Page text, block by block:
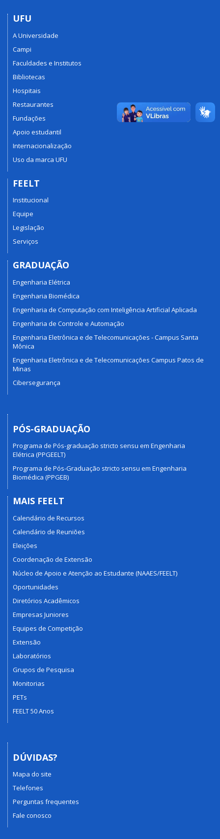
UFU
A Universidade
Campi
Faculdades e Institutos
Bibliotecas
Hospitais
Restaurantes
Fundações
Apoio estudantil
Internacionalização
Uso da marca UFU
FEELT
Institucional
Equipe
Legislação
Serviços
GRADUAÇÃO
Engenharia Elétrica
Engenharia Biomédica
Engenharia de Computação com Inteligência Artificial Aplicada
Engenharia de Controle e Automação
Engenharia Eletrônica e de Telecomunicações - Campus Santa
Mônica
Engenharia Eletrônica e de Telecomunicações Campus Patos de
Minas
Cibersegurança
PÓS-GRADUAÇÃO
Programa de Pós-graduação stricto sensu em Engenharia
Elétrica (PPGEELT)
Programa de Pós-Graduação stricto sensu em Engenharia
Biomédica (PPGEB)
MAIS FEELT
Calendário de Recursos
Calendário de Reuniões
Eleições
Coordenação de Extensão
Núcleo de Apoio e Atenção ao Estudante (NAAES/FEELT)
Oportunidades
Diretórios Acadêmicos
Empresas Juniores
Equipes de Competição
Extensão
Laboratórios
Grupos de Pesquisa
Monitorias
PETs
FEELT 50 Anos
DÚVIDAS?
Mapa do site
Telefones
Perguntas frequentes
Fale conosco